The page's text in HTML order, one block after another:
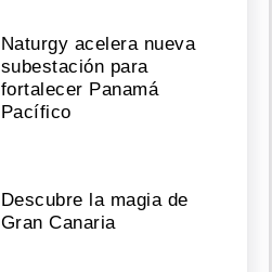
Naturgy acelera nueva
subestación para
fortalecer Panamá
Pacífico
Descubre la magia de
Gran Canaria